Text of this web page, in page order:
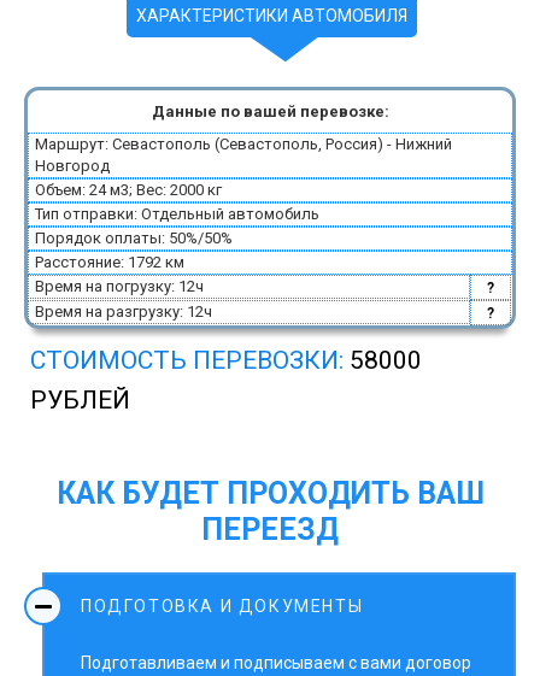
ХАРАКТЕРИСТИКИ АВТОМОБИЛЯ
Данные по вашей перевозке:
Маршрут: Севастополь (Севастополь, Россия) - Нижний
Новгород
Объем: 24 м3; Вес: 2000 кг
Тип отправки: Отдельный автомобиль
Порядок оплаты: 50%/50%
Расстояние: 1792 км
Время на погрузку: 12ч
?
Время на разгрузку: 12ч ?
СТОИМОСТЬ ПЕРЕВОЗКИ: 58000
РУБЛЕЙ
КАК БУДЕТ ПРОХОДИТЬ ВАШ
ПЕРЕЕЗД
ПОДГОТОВКА И ДОКУМЕНТЫ
Подготавливаем и подписываем с вами договор